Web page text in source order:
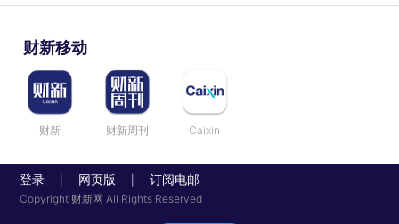
财新移动
财新 财新周刊 Caixin
登录 网页版 订阅电邮
Copyright 财新网 All Rights Reserved